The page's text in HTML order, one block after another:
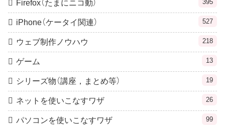
Firefox（たまにニコ動） 395
iPhone（ケータイ関連） 527
ウェブ制作ノウハウ 218
ゲーム 13
シリーズ物（講座，まとめ等） 19
ネットを使いこなすワザ 26
パソコンを使いこなすワザ 99